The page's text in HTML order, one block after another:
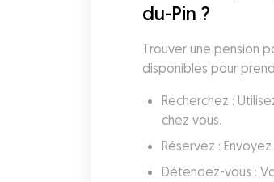
du-Pin ?
Trouver une pension
disponibles pour
Recherchez :
chez vous.
Réservez :
Détendez-vous :